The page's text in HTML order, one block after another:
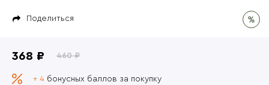
Поделиться
368 ₽ 460 ₽
+ 4 бонусных баллов за покупку